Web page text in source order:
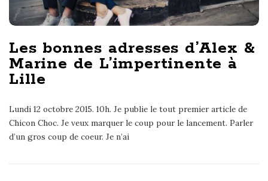
Les bonnes adresses d’Alex &
Marine de L’impertinente à
Lille
Lundi 12 octobre 2015. 10h. Je publie le tout premier article de
Chicon Choc. Je veux marquer le coup pour le lancement. Parler
d’un gros coup de coeur. Je n’ai